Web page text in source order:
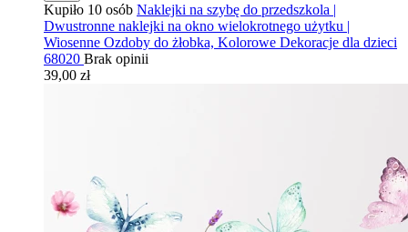
Kupiło 10 osób Naklejki na szybę do przedszkola |
Dwustronne naklejki na okno wielokrotnego użytku |
Wiosenne Ozdoby do żłobka, Kolorowe Dekoracje dla dzieci
68020 Brak opinii
39,00 zł